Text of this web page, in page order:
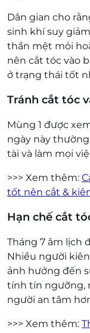
Dân gian cho
sinh khí suy
thần mệt mỏi
nên cắt tóc vào
ở trạng thái tốt
Tránh cắt tóc
Mùng 1 được
ngày này
tài và làm mọi
>>> Xem thêm:
tốt nên cắt &
Hạn chế cắt
Tháng 7 âm lịch
Nhiều người
ảnh hưởng đến
tính tín ngưỡng,
người an tâm
>>> Xem thêm: